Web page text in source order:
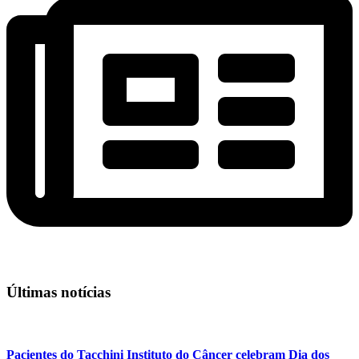
Últimas notícias
Pacientes do Tacchini Instituto do Câncer celebram Dia dos